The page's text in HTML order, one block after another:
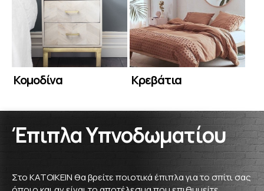
Στο ΚΑΤΟΙΚΕΙΝ θα βρείτε ποιοτικά έπιπλα για το σπίτι σας
Έπιπλα Υπνοδωματίου
Κομοδίνα Κρεβάτια